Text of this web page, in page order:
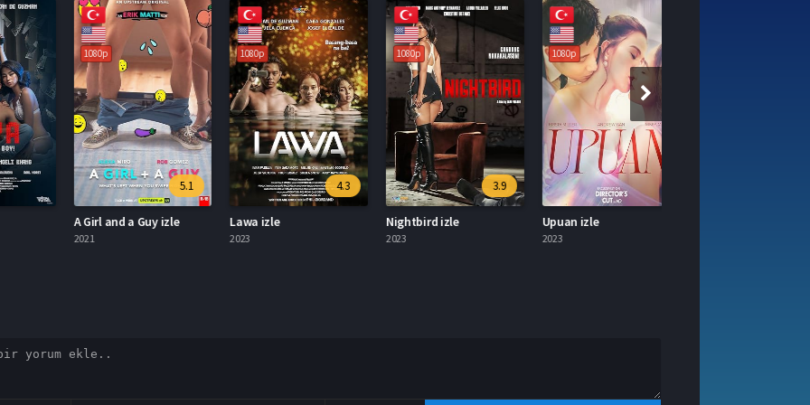
1080p
5.1
A Girl and a Guy izle
2021
1080p
4.3
Lawa izle
2023
1080p
3.9
Nightbird izle
2023
1080p
Upuan izle
2023